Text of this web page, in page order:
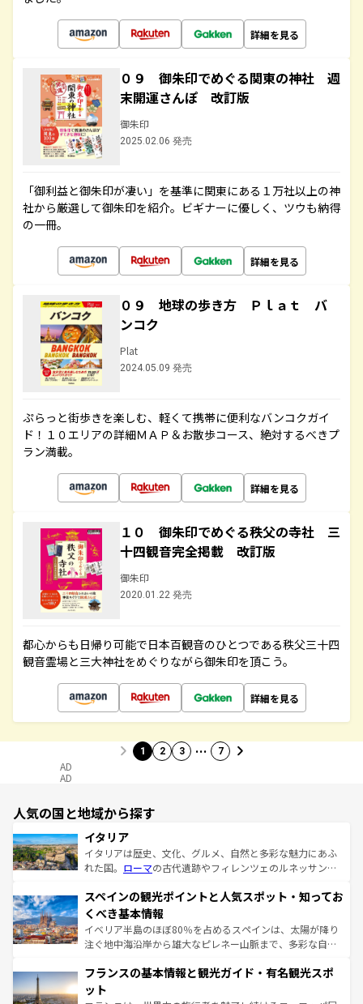
詳細を見る
０９ 御朱印でめぐる関東の神社 週
末開運さんぽ 改訂版
御朱印
2025.02.06 発売
「御利益と御朱印が凄い」を基準に関東にある１万社以上の神
社から厳選して御朱印を紹介。ビギナーに優しく、ツウも納得
の一冊。
詳細を見る
０９ 地球の歩き方 Ｐｌａｔ バ
ンコク
Plat
2024.05.09 発売
ぷらっと街歩きを楽しむ、軽くて携帯に便利なバンコクガイ
ド！１０エリアの詳細ＭＡＰ＆お散歩コース、絶対するべきプ
ラン満載。
詳細を見る
１０ 御朱印でめぐる秩父の寺社 三
十四観音完全掲載 改訂版
御朱印
2020.01.22 発売
都心からも日帰り可能で日本百観音のひとつである秩父三十四
観音霊場と三大神社をめぐりながら御朱印を頂こう。
詳細を見る
1 2 3 … 7
AD
AD
人気の国と地域から探す
イタリア
イタリアは歴史、文化、グルメ、自然と多彩な魅力にあふ
れた国。 ローマの古代遺跡やフィレンツェのルネッサンス
ろん、トスカーナの美しい田園風景やアマルフィ海岸の絶
景など、自然景観も見逃せない。観光の合間には、本場の
ピザやパスタなど、絶品のイタリア料理を堪能することも
できる。朝目覚めてから夜眠るまで、すべての瞬間を楽し
なお、新着のイタリア情報はコンテンツ一覧を参照してほ
しい。
スペインの観光ポイントと人気スポット・知ってお
くべき基本情報
イベリア半島のほぼ80％を占めるスペインは、太陽が降り
注ぐ地中海沿岸から雄大なピレネー山脈まで、多彩な自然
文化が根付くこの国では、情熱的なフラメンコ、熱気あふ
れる闘牛、そして美味しいタパスが生活の一部となってい
フランスの基本情報と観光ガイド・有名観光スポ
ット